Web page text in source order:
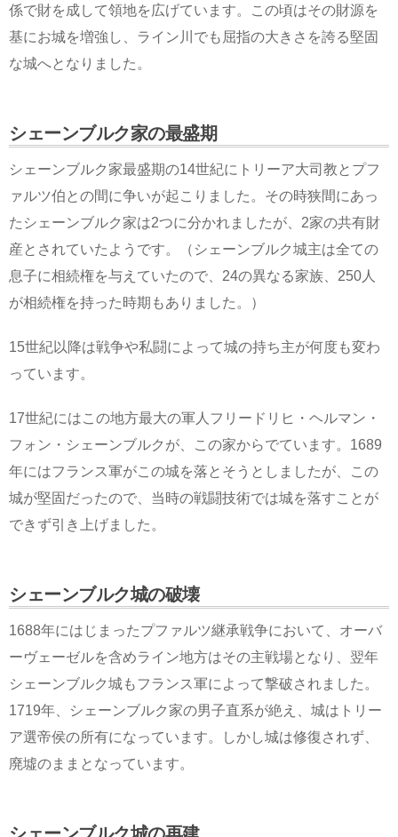
係で財を成して領地を広げています。この頃はその財源を
基にお城を増強し、ライン川でも屈指の大きさを誇る堅固
な城へとなりました。
シェーンブルク家の最盛期
シェーンブルク家最盛期の14世紀にトリーア大司教とプフ
ァルツ伯との間に争いが起こりました。その時狭間にあっ
たシェーンブルク家は2つに分かれましたが、2家の共有財
産とされていたようです。（シェーンブルク城主は全ての
息子に相続権を与えていたので、24の異なる家族、250人
が相続権を持った時期もありました。）
15世紀以降は戦争や私闘によって城の持ち主が何度も変わ
っています。
17世紀にはこの地方最大の軍人フリードリヒ・ヘルマン・
フォン・シェーンブルクが、この家からでています。1689
年にはフランス軍がこの城を落とそうとしましたが、この
城が堅固だったので、当時の戦闘技術では城を落すことが
できず引き上げました。
シェーンブルク城の破壊
1688年にはじまったプファルツ継承戦争において、オーバ
ーヴェーゼルを含めライン地方はその主戦場となり、翌年
シェーンブルク城もフランス軍によって撃破されました。
1719年、シェーンブルク家の男子直系が絶え、城はトリー
ア選帝侯の所有になっています。しかし城は修復されず、
廃墟のままとなっています。